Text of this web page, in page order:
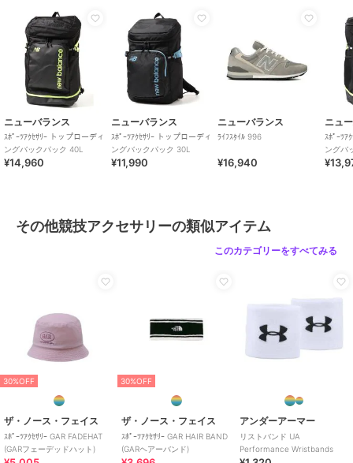
ニューバランス
ｽﾎﾟｰﾂｱｸｾｻﾘｰ トップローディ
ングバックパック 40L
¥14,960
ニューバランス
ｽﾎﾟｰﾂｱｸｾｻﾘｰ トップローディ
ングバックパック 30L
¥11,990
ニューバランス
ﾗｲﾌｽﾀｲﾙ 996
¥16,940
ニュ
ｽﾎﾟｰﾂｱ
ングバ
その他競技アクセサリーの類似アイテム
このカテゴリーをすべてみる
30%OFF
ザ・ノース・フェイス
ｽﾎﾟｰﾂｱｸｾｻﾘｰ GAR FADEHAT
(GARフェーデッドハット)
30%OFF
ザ・ノース・フェイス
ｽﾎﾟｰﾂｱｸｾｻﾘｰ GAR HAIR BAND
(GARヘアーバンド)
アンダーアーマー
リストバンド UA
Performance Wristbands